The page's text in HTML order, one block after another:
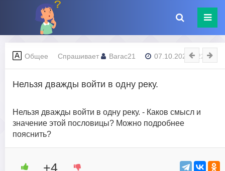
Общее Спрашивает Barac21 07.10.2023 - 22:18
Нельзя дважды войти в одну реку.
Нельзя дважды войти в одну реку. - Каков смысл и
значение этой пословицы? Можно подробнее
пояснить?
+4